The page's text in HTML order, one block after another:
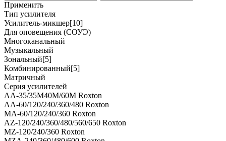
Применить
Тип усилителя
Усилитель-микшер[10]
Для оповещения (СОУЭ)
Многоканальный
Музыкальный
Зональный[5]
Комбинированный[5]
Матричный
Серия усилителей
AA-35/35M40M/60M Roxton
AA-60/120/240/360/480 Roxton
MA-60/120/240/360 Roxton
AZ-120/240/360/480/560/650 Roxton
MZ-120/240/360 Roxton